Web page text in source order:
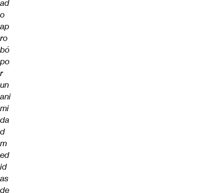
ad
o
ap
ro
bó
po
r
un
ani
mi
da
d
m
ed
id
as
de